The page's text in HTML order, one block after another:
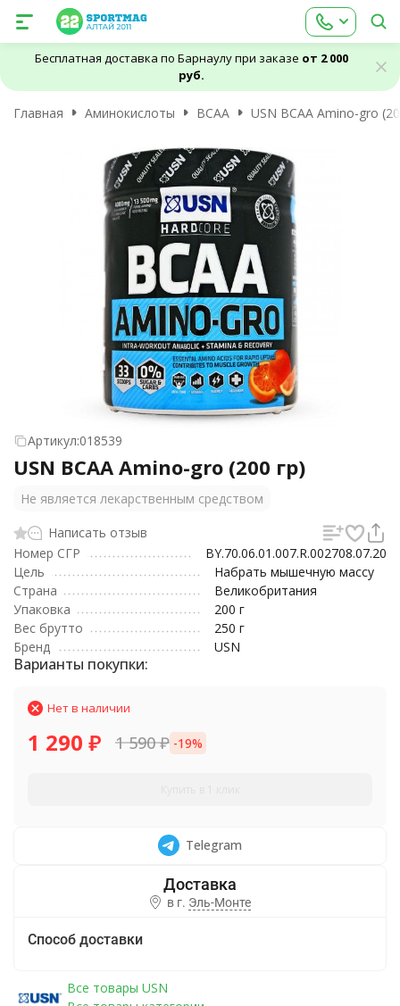
Бесплатная доставка по Барнаулу при заказе от 2 000
руб.
Главная Аминокислоты BCAA USN BCAA Amino-gro
Артикул:018539
USN BCAA Amino-gro (200 гр)
Не является лекарственным средством
Написать отзыв
Номер СГР
BY.70.06.01.007.R.002708.07.20
Цель
Набрать мышечную массу
Страна
Великобритания
Упаковка
200 г
Вес брутто
250 г
Бренд
USN
Варианты покупки:
Нет в наличии
1 290 ₽ 1 590₽ -19%
Telegram
в г. Эль-Монте
Способ доставки
Все товары USN